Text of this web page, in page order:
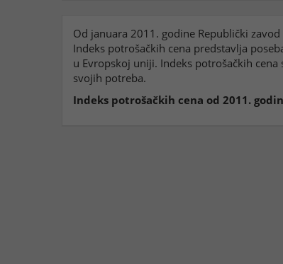
Od januara 2011. godine Republički
Indeks potrošačkih cena predstavlja
u Evropskoj uniji. Indeks potrošačkih
svojih potreba.
Indeks potrošačkih cena od 2011.